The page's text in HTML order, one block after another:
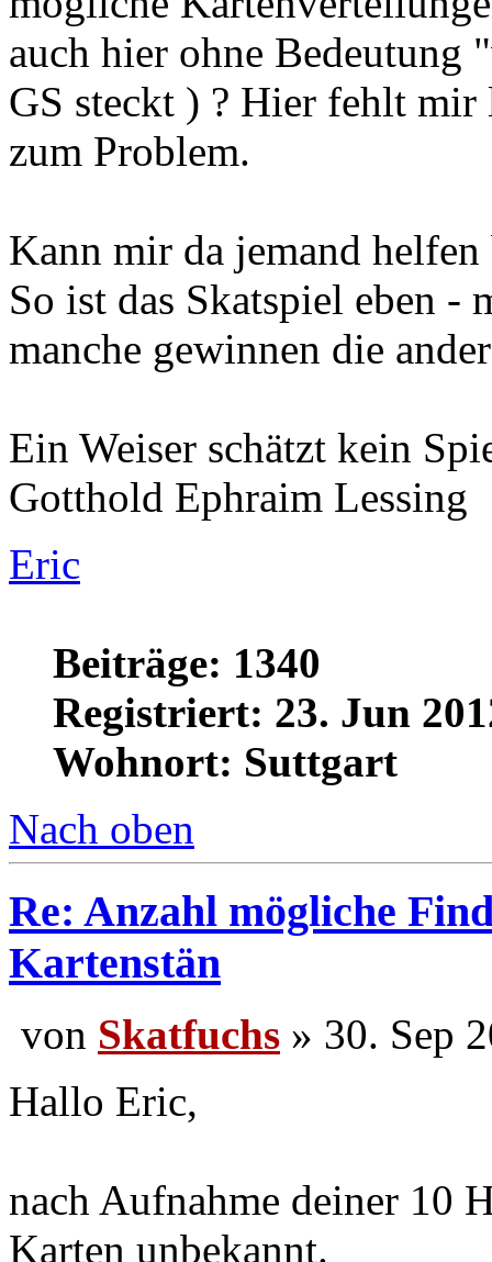
mögliche
auch hier ohne
GS steckt ) ? Hier fehlt mir
Kann mir da jemand
So ist das Skatspiel eben -
Ein Weiser schätzt kein
Gotthold Ephraim Lessing
Beiträge: 1340
Registriert: 23. Jun
Wohnort: Suttgart
Nach oben
Re: Anzahl mögliche
Kartenstän
vonSkatfuchs
Hallo Eric,